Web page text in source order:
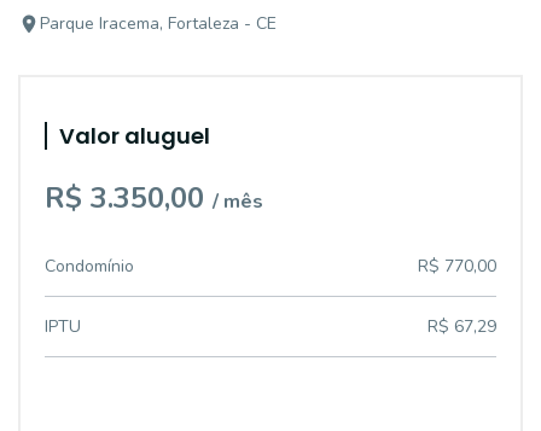
Parque Iracema, Fortaleza - CE
Valor aluguel
R$ 3.350,00 / mês
Condomínio R$ 770,00
IPTU R$ 67,29